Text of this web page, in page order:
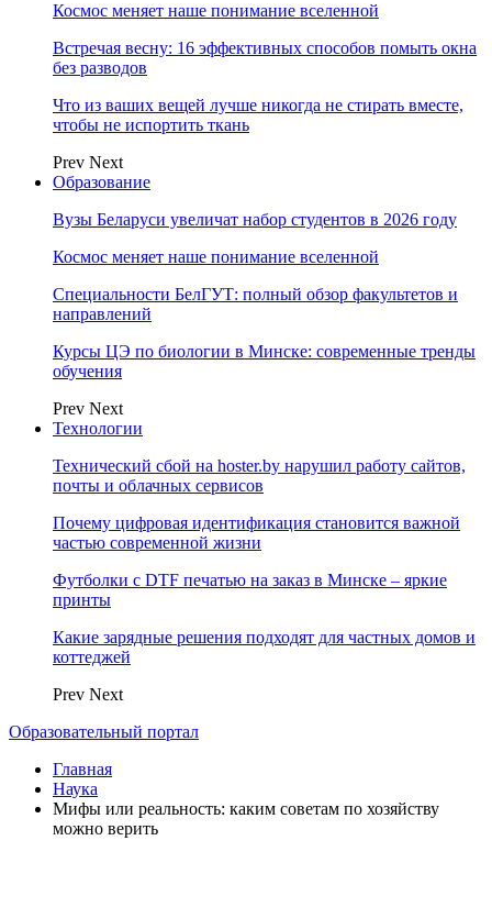
Космос меняет наше понимание вселенной
Встречая весну: 16 эффективных способов помыть окна
без разводов
Что из ваших вещей лучше никогда не стирать вместе,
чтобы не испортить ткань
Prev Next
Образование
Вузы Беларуси увеличат набор студентов в 2026 году
Космос меняет наше понимание вселенной
Специальности БелГУТ: полный обзор факультетов и
направлений
Курсы ЦЭ по биологии в Минске: современные тренды
обучения
Prev Next
Технологии
Технический сбой на hoster.by нарушил работу сайтов,
почты и облачных сервисов
Почему цифровая идентификация становится важной
частью современной жизни
Футболки с DTF печатью на заказ в Минске – яркие
принты
Какие зарядные решения подходят для частных домов и
коттеджей
Prev Next
Образовательный портал
Главная
Наука
Мифы или реальность: каким советам по хозяйству
можно верить